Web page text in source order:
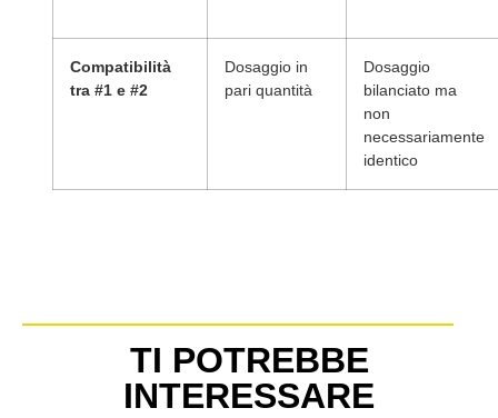
Compatibilità
tra #1 e #2
Dosaggio in
pari quantità
Dosaggio
bilanciato ma
non
necessariamente
identico
TI POTREBBE
INTERESSARE